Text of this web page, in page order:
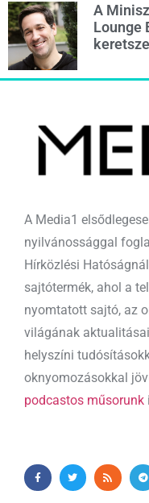
A
Lounge
A Media1
nyilvánossággal
Hírközlési
sajtótermék, ahol a
nyomtatott sajtó, az
világának
helyszíni
oknyomozásokkal
podcastos műsorunk